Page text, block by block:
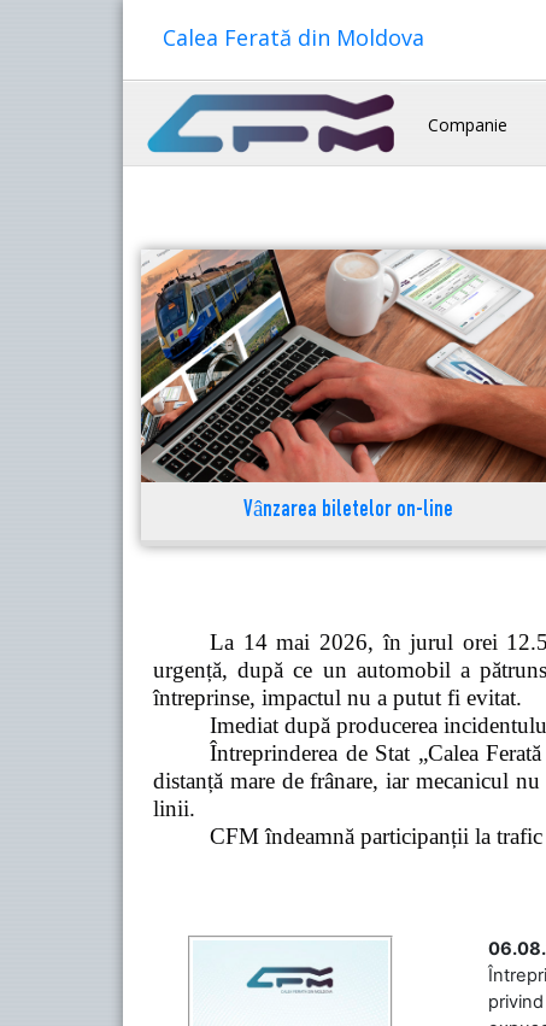
Calea Ferată din Moldova
Companie
Vânzarea biletelor on-line
La 14 mai 2026, în jurul orei
urgență, după ce un automobil a
întreprinse, impactul nu a putut fi evitat.
Imediat după producerea
Întreprinderea de Stat „Calea
distanță mare de frânare, iar mecanicul
linii.
CFM îndeamnă participanții la trafic